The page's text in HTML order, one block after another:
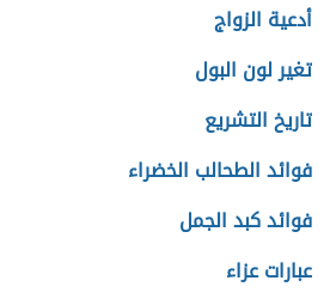
أدعية الزواج
تغير لون البول
تاريخ التشريع
فوائد الطحالب الخضراء
فوائد كبد الجمل
عبارات عزاء